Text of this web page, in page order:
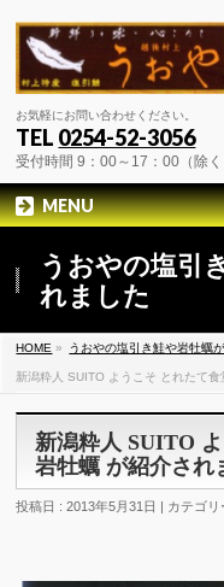
お気軽にお問い合わせください。
TEL 0254-52-3056
受付時間 9：00～17：00（除く
MENU
うおやの塩引
れました
HOME » うおやの塩引き鮭や岩牡蠣
新潟粋人 SUITO ようこそ とれたて
新潟粋人 SUITO
岩牡蠣 が紹介され
投稿日 : 2013年5月31日 | カテゴ